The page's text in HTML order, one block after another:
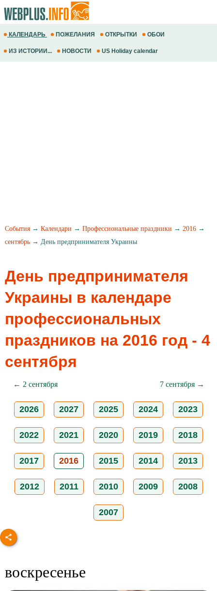
КАЛЕНДАРЬ ПОЖЕЛАНИЯ ОТКРЫТКИ ОБОИ
ИЗ ИСТОРИИ... НОВОСТИ US Holiday calendar
События → Календари → Профессиональные праздники → 2016 →
сентябрь → День предпринимателя Украины
День предпринимателя
Украины в календаре
профессиональных
праздников на 2016 год - 4
сентября
← 2 сентября 7 сентября →
2026 2027 2025 2024 2023
2022 2021 2020 2019 2018
2017 2016 2015 2014 2013
2012 2011 2010 2009 2008
2007
воскресенье